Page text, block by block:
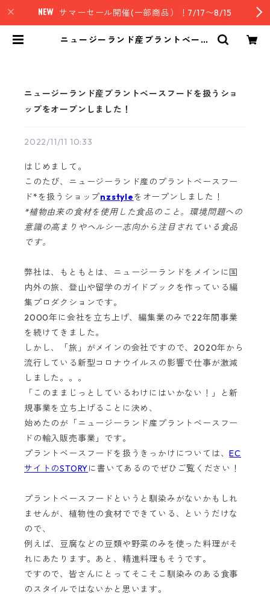
サマーセール開催(一部商品）！7/17〜8/15
ニュージーランド産プラントベース
ニュージーランド産プラントベースフードを扱うショ
ップをオープンしました！
2022/11/11 10:33
はじめまして。
このたび、ニュージーランド産のプラントベースフー
ド*を扱うショップnzstyleをオープンしました！
*植物由来の食材を使用した食品のこと。環境問題への
意識の高まりやヘルシー志向から注目されている食品
です。
弊社は、もともとは、ニュージーランドをメインに国
内外の旅、登山や留学のガイドブックを作っている編
集プロダクションです。
2000年に会社を立ち上げ、編集業のみで22年間事業
を続けてきました。
しかし、「旅」がメインの会社ですので、2020年から
流行している新型コロナウイルスの影響で仕事が激減
しました。。。
「このままじっとしているわけにはいかない！」と新
規事業を立ち上げることに決め、
始めたのが「ニュージーランド産プラントベースフー
ドの輸入販売事業」です。
プラントベースフードを扱うきっかけについては、EC
サイトのSTORYに書いてあるのでぜひご覧ください！
プラントベースフードというと馴染みがないかもしれ
ませんが、植物性の食材でできている、というだけな
ので、
例えば、豆腐などの豆類や野菜のみを使った料理がそ
れにあたります。あと、精進料理もそうです。
ですので、皆さんにとってそこそこ馴染みのある食事
のスタイルではないかと思います。